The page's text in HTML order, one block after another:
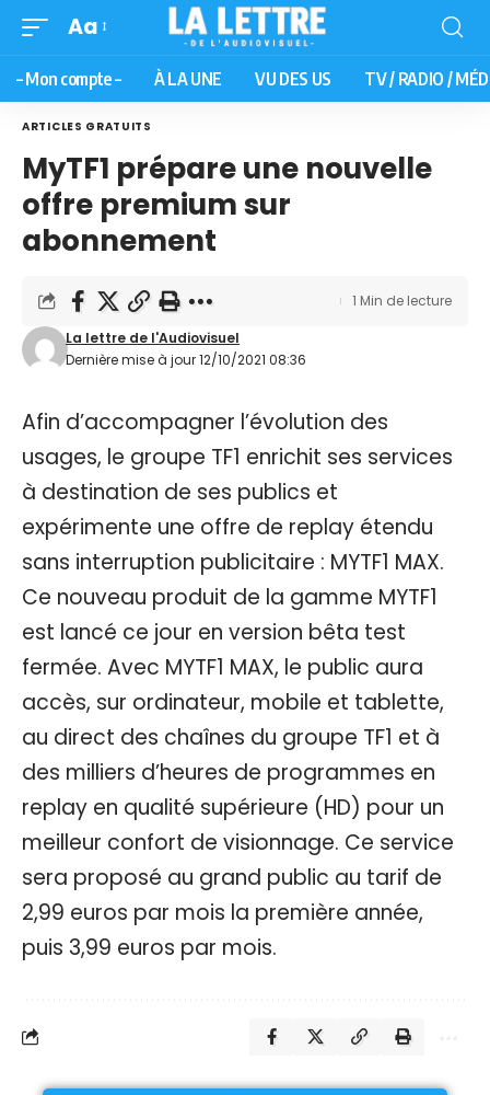
Aa
– Mon compte – À LA UNE VU DES US TV / RADIO /
ARTICLES GRATUITS
MyTF1 prépare une nouvelle
offre premium sur
abonnement
Dernière mise à jour 12/10/2021 08:36
La lettre de l'Audiovisuel
1 Min de lecture
Afin d’accompagner l’évolution des
usages, le groupe TF1 enrichit ses services
à destination de ses publics et
expérimente une offre de replay étendu
sans interruption publicitaire : MYTF1 MAX.
Ce nouveau produit de la gamme MYTF1
est lancé ce jour en version bêta test
fermée. Avec MYTF1 MAX, le public aura
accès, sur ordinateur, mobile et tablette,
au direct des chaînes du groupe TF1 et à
des milliers d’heures de programmes en
replay en qualité supérieure (HD) pour un
meilleur confort de visionnage. Ce service
sera proposé au grand public au tarif de
2,99 euros par mois la première année,
puis 3,99 euros par mois.